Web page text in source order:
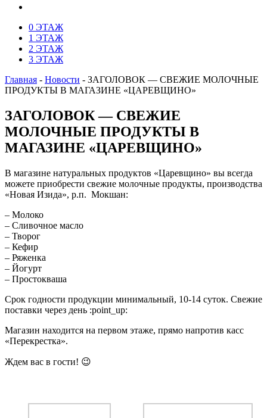
0 ЭТАЖ
1 ЭТАЖ
2 ЭТАЖ
3 ЭТАЖ
Главная - Новости - ЗАГОЛОВОК — СВЕЖИЕ МОЛОЧНЫЕ
ПРОДУКТЫ В МАГАЗИНЕ «ЦАРЕВЩИНО»
ЗАГОЛОВОК — СВЕЖИЕ
МОЛОЧНЫЕ ПРОДУКТЫ В
МАГАЗИНЕ «ЦАРЕВЩИНО»
В магазине натуральных продуктов «Царевщино» вы всегда
можете приобрести свежие молочные продукты, производства
«Новая Изида», р.п. Мокшан:
– Молоко
– Сливочное масло
– Творог
– Кефир
– Ряженка
– Йогурт
– Простокваша
Срок годности продукции минимальный, 10-14 суток. Свежие
поставки через день :point_up:
Магазин находится на первом этаже, прямо напротив касс
«Перекрестка».
Ждем вас в гости! 😉